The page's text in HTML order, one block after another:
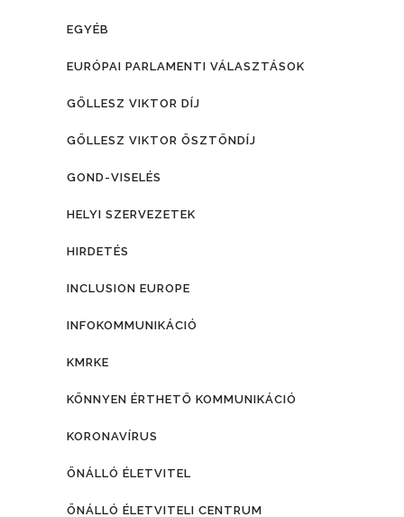
EGYÉB
EURÓPAI PARLAMENTI VÁLASZTÁSOK
GÖLLESZ VIKTOR DÍJ
GÖLLESZ VIKTOR ÖSZTÖNDÍJ
GOND-VISELÉS
HELYI SZERVEZETEK
HIRDETÉS
INCLUSION EUROPE
INFOKOMMUNIKÁCIÓ
KMRKE
KÖNNYEN ÉRTHETŐ KOMMUNIKÁCIÓ
KORONAVÍRUS
ÖNÁLLÓ ÉLETVITEL
ÖNÁLLÓ ÉLETVITELI CENTRUM